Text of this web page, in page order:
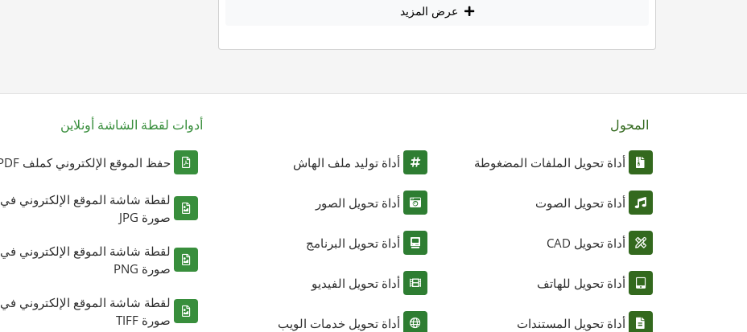
عرض المزيد
المحول
أداة تحويل الملفات المضغوطة
أداة تحويل الصوت
أداة تحويل CAD
أداة تحويل للهاتف
أداة تحويل المستندات
أداة توليد ملف الهاش
أداة تحويل الصور
أداة تحويل البرنامج
أداة تحويل الفيديو
أداة تحويل خدمات الويب
أدوات لقطة الشاشة أونلاين
حفظ الموقع الإلكتروني كملف PDF
لقطة شاشة الموقع الإلكتروني في
صورة JPG
لقطة شاشة الموقع الإلكتروني في
صورة PNG
لقطة شاشة الموقع الإلكتروني في
صورة TIFF